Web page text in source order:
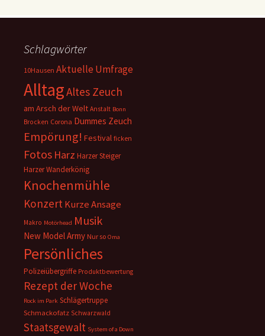
Schlagwörter
10Hausen Aktuelle Umfrage
AlltagAltes Zeuch
am Arsch der Welt Anstalt Bonn
Brocken Corona Dummes Zeuch
Empörung! Festival ficken
Fotos Harz Harzer Steiger
Harzer Wanderkönig
Knochenmühle
KonzertKurze Ansage
Makro Motörhead Musik
New Model Army Nur so Oma
Persönliches
Polizeiübergriffe Produktbewertung
Rezept der Woche
Rock im Park Schlägertruppe
Schmackofatz Schwarzwald
Staatsgewalt System of a Down